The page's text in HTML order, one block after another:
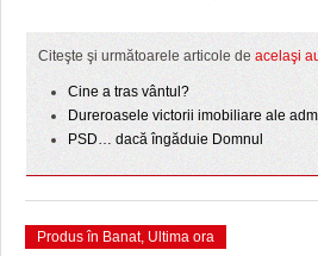
Citeşte şi următoarele articole de acelaşi
Cine a tras vântul?
Dureroasele victorii imobiliare ale
PSD… dacă îngăduie Domnul
Produs în Banat, Ultima ora